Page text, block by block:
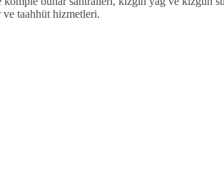
ve taahhüt hizmetleri.